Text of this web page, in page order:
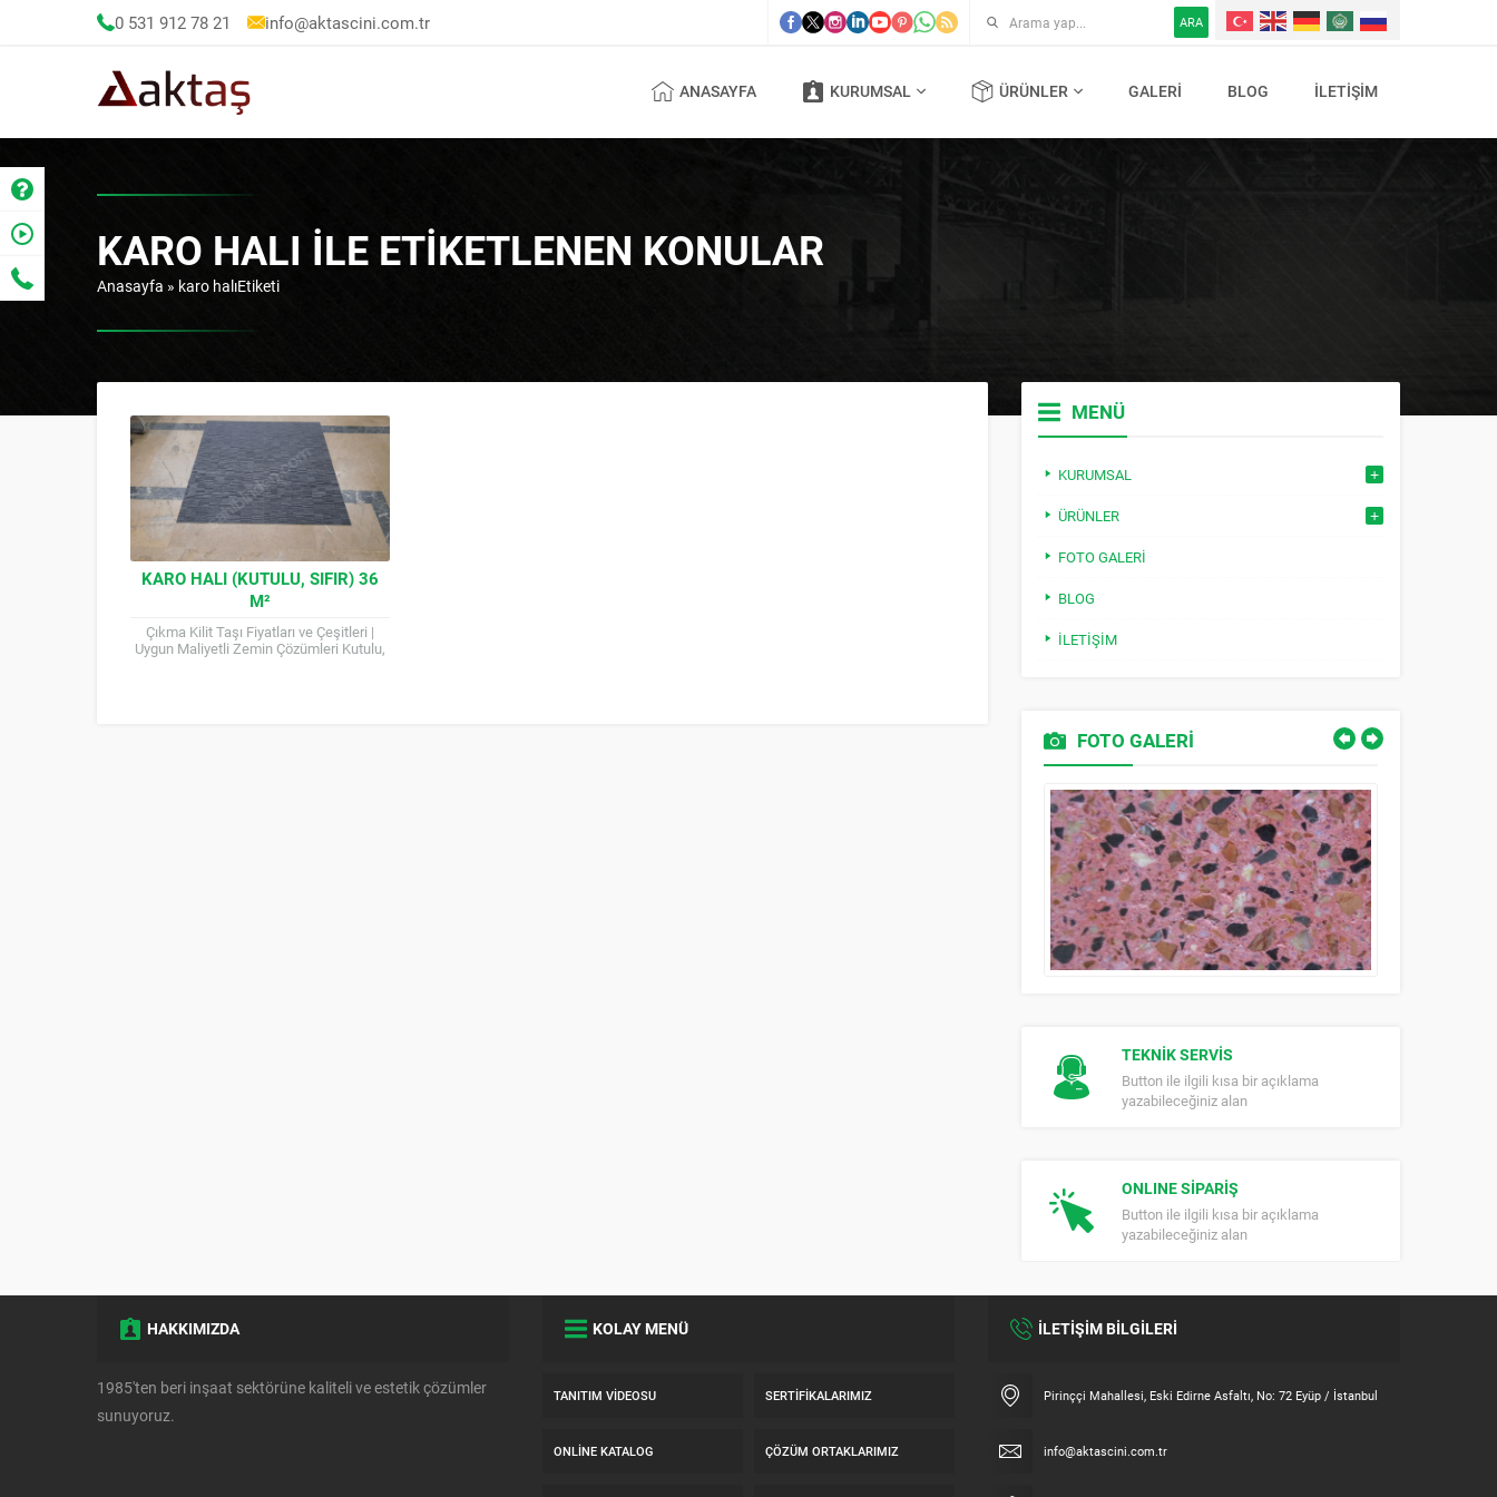
0 531 912 78 21 info@aktascini.com.tr ARA
ANASAYFA KURUMSAL ÜRÜNLER GALERI BLOG İLETIŞIM
KARO HALI ILE ETIKETLENEN KONULAR
Anasayfa » karo halıEtiketi
KARO HALI (KUTULU, SIFIR) 36
M²
Çıkma Kilit Taşı Fiyatları ve Çeşitleri |
Uygun Maliyetli Zemin Çözümleri Kutulu,
MENÜ
KURUMSAL
ÜRÜNLER
FOTO GALERI
BLOG
İLETIŞIM
FOTO GALERİ
TEKNİK SERVİS
Button ile ilgili kısa bir açıklama
yazabileceğiniz alan
ONLINE SİPARİŞ
Button ile ilgili kısa bir açıklama
yazabileceğiniz alan
HAKKIMIZDA
1985'ten beri inşaat sektörüne kaliteli ve estetik çözümler
sunuyoruz.
KOLAY MENÜ
TANITIM VIDEOSU SERTIFIKALARIMIZ
ONLINE KATALOG ÇÖZÜM ORTAKLARIMIZ
İLETİŞİM BİLGİLERİ
Pirinççi Mahallesi, Eski Edirne Asfaltı, No: 72 Eyüp / İstanbul
info@aktascini.com.tr
Müşteri Temsilcisi